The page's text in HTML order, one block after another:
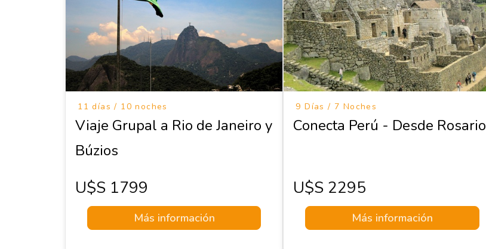
11 días / 10 noches
Viaje Grupal a Rio de Janeiro y
Búzios
U$s 1799
Más información
9 Días / 7 Noches
Conecta Perú - Desde Rosario
U$s 2295
Más información